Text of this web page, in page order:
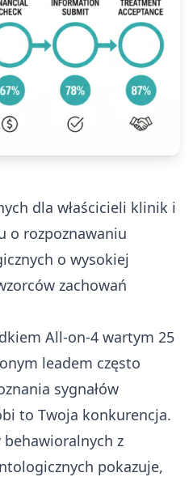
dla właścicieli klinik i
o rozpoznawaniu
o wysokiej
zachowań
All-on-4 wartym 25
leadem często
sygnałów
to Twoja konkurencja.
behawioralnych z
pokazuje,